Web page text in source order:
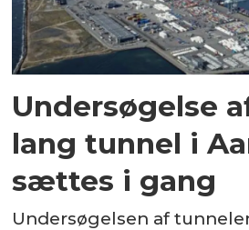
Undersøgelse
lang tunnel i
sættes i gang
Undersøgelsen af